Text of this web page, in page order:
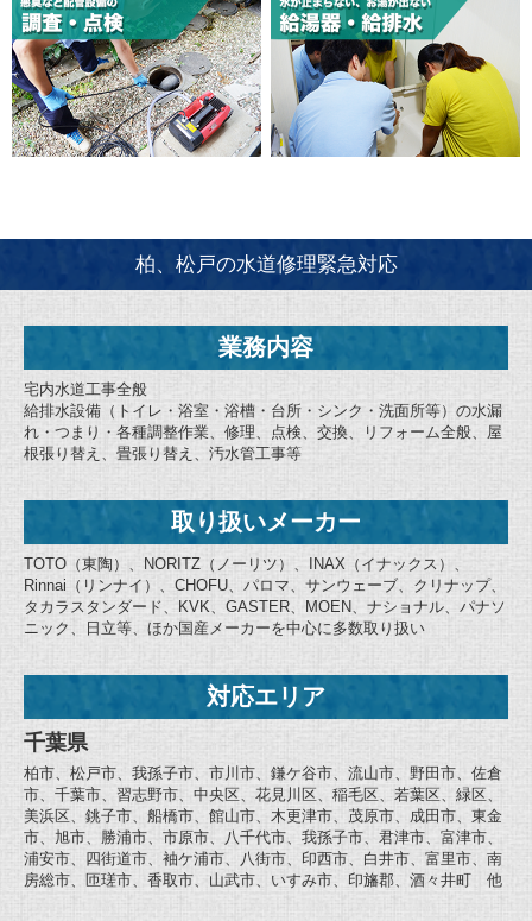
柏、松戸の水道修理緊急対応
業務内容
宅内水道工事全般
給排水設備（トイレ・浴室・浴槽・台所・シンク・洗面所等）の水漏
れ・つまり・各種調整作業、修理、点検、交換、リフォーム全般、屋
根張り替え、畳張り替え、汚水管工事等
取り扱いメーカー
TOTO（東陶）、NORITZ（ノーリツ）、INAX（イナックス）、
Rinnai（リンナイ）、CHOFU、パロマ、サンウェーブ、クリナップ、
タカラスタンダード、KVK、GASTER、MOEN、ナショナル、パナソ
ニック、日立等、ほか国産メーカーを中心に多数取り扱い
対応エリア
千葉県
柏市、松戸市、我孫子市、市川市、鎌ケ谷市、流山市、野田市、佐倉
市、千葉市、習志野市、中央区、花見川区、稲毛区、若葉区、緑区、
美浜区、銚子市、船橋市、館山市、木更津市、茂原市、成田市、東金
市、旭市、勝浦市、市原市、八千代市、我孫子市、君津市、富津市、
浦安市、四街道市、袖ケ浦市、八街市、印西市、白井市、富里市、南
房総市、匝瑳市、香取市、山武市、いすみ市、印旛郡、酒々井町 他